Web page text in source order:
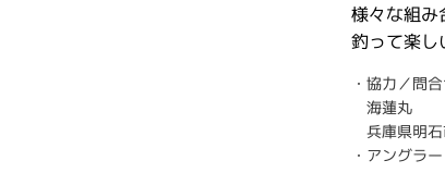
様々な組み
釣って楽し
・協力／問
海蓮丸
兵庫県明
・アングラ